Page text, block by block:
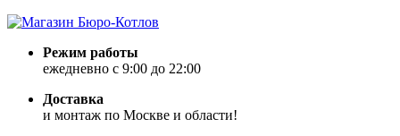
Режим работы
ежедневно с 9:00 до 22:00
Доставка
и монтаж по Москве и области!